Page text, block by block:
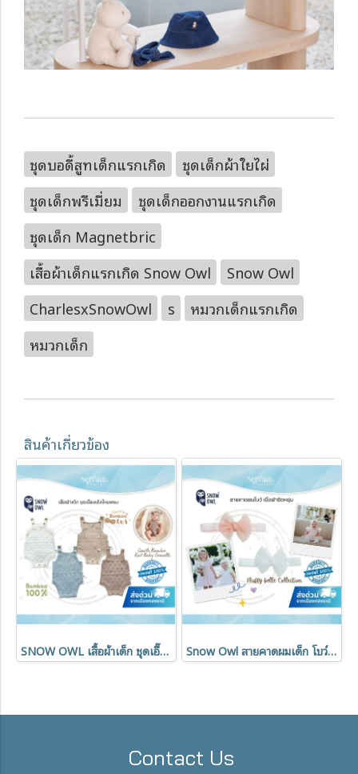
ชุดบอดี้สูทเด็กแรกเกิด
ชุดเด็กผ้าใยไผ่
ชุดเด็กพรีเมี่ยม
ชุดเด็กออกงานแรกเกิด
ชุดเด็ก Magnetbric
เสื้อผ้าเด็กแรกเกิด Snow Owl
Snow Owl
CharlesxSnowOwl
s
หมวกเด็กแรกเกิด
หมวกเด็ก
สินค้าเกี่ยวข้อง
SNOW OWL เสื้อผ้าเด็ก ชุดเอี๊ยมเด็กไหมพรม Gentle Bamboo Knit Baby Overalls Snow Owl สายคาดผมเด็ก โบว์ผ้ายืด Fluffy Belle ผ้าเยื่อไผ่ นุ่ม ใส่สบาย
Contact Us